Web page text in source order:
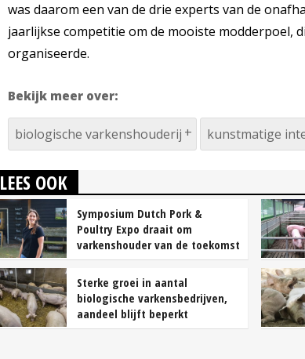
was daarom een van de drie experts van de
jaarlijkse competitie om de mooiste modderpoel,
organiseerde.
Bekijk meer over:
biologische varkenshouderij kunstmatige
LEES OOK
Symposium Dutch Pork &
Poultry Expo draait om
varkenshouder van de toekomst
Sterke groei in aantal
biologische varkensbedrijven,
aandeel blijft beperkt